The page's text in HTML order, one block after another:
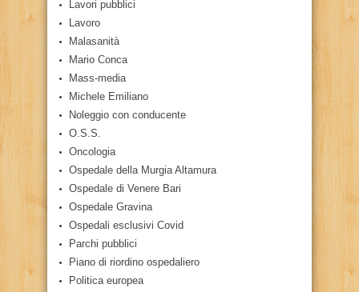
Lavori pubblici
Lavoro
Malasanità
Mario Conca
Mass-media
Michele Emiliano
Noleggio con conducente
O.S.S.
Oncologia
Ospedale della Murgia Altamura
Ospedale di Venere Bari
Ospedale Gravina
Ospedali esclusivi Covid
Parchi pubblici
Piano di riordino ospedaliero
Politica europea